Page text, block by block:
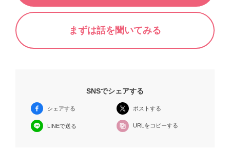
まずは話を聞いてみる
SNSでシェアする
シェアする ポストする
LINEで送る URLをコピーする